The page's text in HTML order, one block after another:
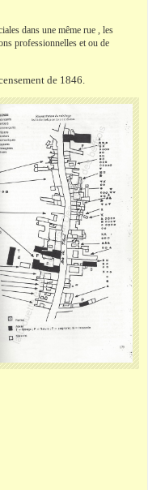
dans une même rue , les
professionnelles et ou de
de 1846.